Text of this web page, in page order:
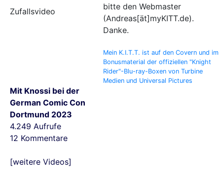
Zufallsvideo
Mit Knossi bei der
German Comic Con
Dortmund 2023
4.249 Aufrufe
12 Kommentare
[weitere Videos]
bitte den Webmaster
(Andreas[ät]myKITT.de).
Danke.
Mein K.I.T.T. ist auf den Covern und im
Bonusmaterial der offiziellen "Knight
Rider"-Blu-ray-Boxen von Turbine
Medien und Universal Pictures